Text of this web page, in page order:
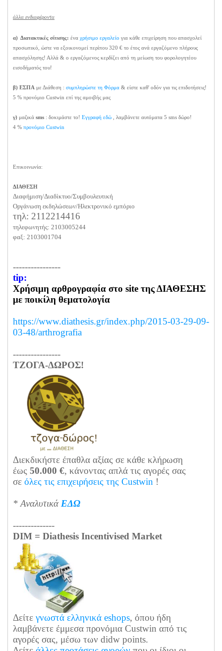
άλλα ενδιαφέροντα
α) Διατακτικές σίτισης: ένα χρήσιμο εργαλείο για κάθε επιχείρηση που απασχολεί
προσωπικό, ώστε να εξοικονομεί περίπου 320 € το έτος ανά εργαζόμενο πλήρους
απασχόλησης! Αλλά & ο εργαζόμενος κερδίζει από τη μείωση του φορολογητέου
εισοδήματός του!
β) ΕΣΠΑ με Διάθεση : συμπληρώστε τη Φόρμα & είστε καθ' οδόν για τις επιδοτήσεις!
5 % προνόμιο Custwin επί της αμοιβής μας
γ) μαζικά sms : δοκιμάστε το! Εγγραφή εδώ , λαμβάνετε αυτόματα 5 sms δώρο!
4 % προνόμιο Custwin
Επικοινωνία:
ΔΙΑΘΕΣΗ
Διαφήμιση/Διαδίκτυο/Συμβουλευτική
Οργάνωση εκδηλώσεων/Ηλεκτρονικό εμπόριο
τηλ: 2112214416
τηλεφωνητής: 2103005244
φαξ: 2103001704
----------------
tip:
Χρήσιμη αρθρογραφία στο site της ΔΙΑΘΕΣΗΣ
με ποικίλη θεματολογία
https://www.diathesis.gr/index.php/2015-03-29-09-
03-48/arthrografia
----------------
ΤΖΟΓΑ-ΔΩΡΟΣ!
Διεκδικήστε έπαθλα αξίας σε κάθε κλήρωση
έως 50.000 €, κάνοντας απλά τις αγορές σας
σε όλες τις επιχειρήσεις της Custwin !
* Αναλυτικά ΕΔΩ
--------------
DIM = Diathesis Incentivised Market
Δείτε γνωστά ελληνικά eshops, όπου ήδη
λαμβάνετε έμμεσα προνόμια Custwin από τις
αγορές σας, μέσω των didw points.